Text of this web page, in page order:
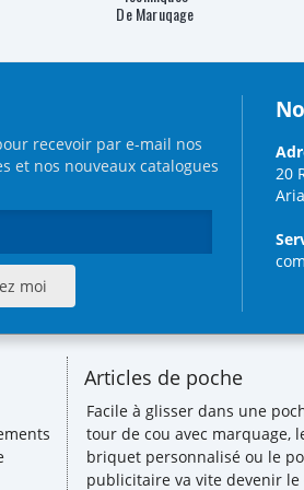
De Maruqage
recevoir par e-mail nos
et nos nouveaux catalogues
20
Articles de poche
Facile à glisser dans une
tour de cou avec marquage,
briquet personnalisé ou le
publicitaire va vite devenir le